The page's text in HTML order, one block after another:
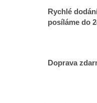
Rychlé
posíláme do
Doprava